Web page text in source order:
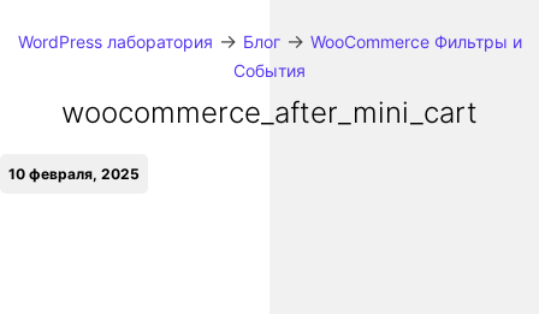
WordPress лаборатория → Блог→ WooCommerce Фильтры и
События
woocommerce_after_mini_cart
10 февраля, 2025